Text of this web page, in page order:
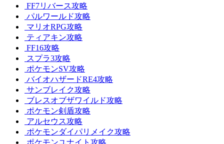
FF7リバース攻略
パルワールド攻略
マリオRPG攻略
ティアキン攻略
FF16攻略
スプラ3攻略
ポケモンSV攻略
バイオハザードRE4攻略
サンブレイク攻略
ブレスオブザワイルド攻略
ポケモン剣盾攻略
アルセウス攻略
ポケモンダイパリメイク攻略
ポケモンユナイト攻略